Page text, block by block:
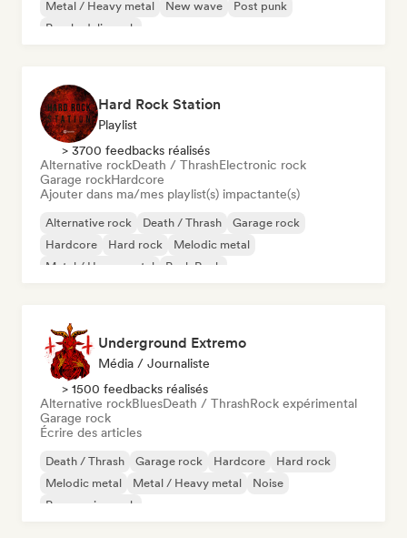
Metal / Heavy metal
New wave
Post punk
Psychedelic rock
Hard Rock Station
Playlist
> 3700 feedbacks réalisés
Alternative rockDeath / ThrashElectronic rock
Garage rockHardcore
Ajouter dans ma/mes playlist(s) impactante(s)
Alternative rock Death / Thrash
Garage rock
Hardcore
Hard rock
Melodic metal
Metal / Heavy metal
Punk Rock
Underground Extremo
Média / Journaliste
> 1500 feedbacks réalisés
Alternative rockBluesDeath / ThrashRock expérimental
Garage rock
Écrire des articles
Death / Thrash Garage rock Hardcore
Hard rock
Melodic metal
Metal / Heavy metal
Noise
Progressive rock